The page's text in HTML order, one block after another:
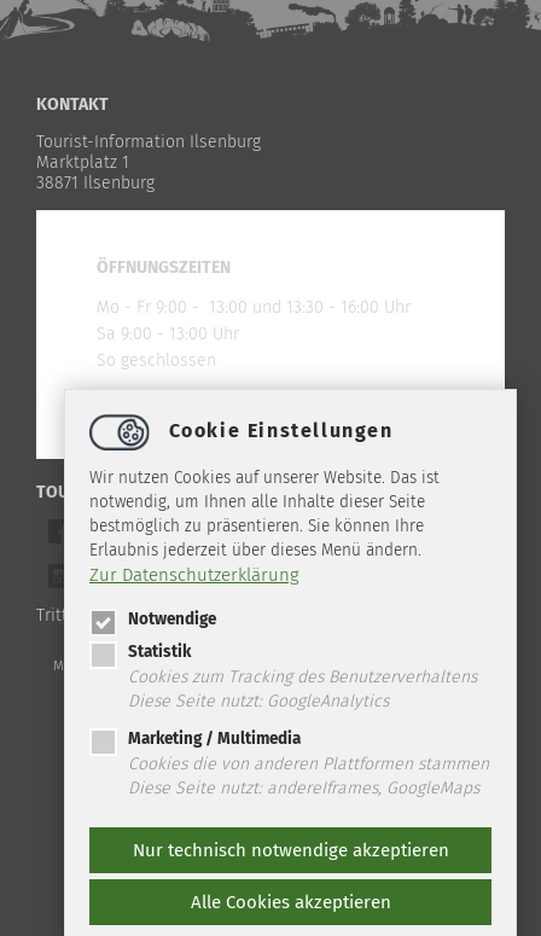
KONTAKT
Tourist-Information Ilsenburg
Marktplatz 1
38871 Ilsenburg
ÖFFNUNGSZEITEN
Mo - Fr 9:00 - 13:00 und 13:30 - 16:00 Uhr
Sa 9:00 - 13:00 Uhr
So geschlossen
TOURIST-INFO ILSENBURG IM NETZ
Werde ein Freund auf Facebook
Folge uns auf Instagram
Tritt unserem WhatsApp Channel bei!
Telefon: +49 (0) 39 45 2 / 19 4 33 | Fax: +49 (0) 39 45 2 / 99 0 67 | E-
Mail:
info@
Cookie Einstellungen
Wir nutzen Cookies auf unserer Website. Das ist
notwendig, um Ihnen alle Inhalte dieser Seite
bestmöglich zu präsentieren. Sie können Ihre
Erlaubnis jederzeit über dieses Menü ändern.
Zur Datenschutzerklärung
Notwendige
Statistik
Cookies zum Tracking des Benutzerverhaltens
Diese Seite nutzt: GoogleAnalytics
Marketing / Multimedia
Cookies die von anderen Plattformen stammen
Diese Seite nutzt: andereIframes, GoogleMaps
Nur technisch notwendige akzeptieren
Alle Cookies akzeptieren